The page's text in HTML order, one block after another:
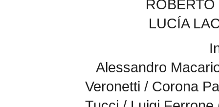
LUCÍA
Alessandro
Veronetti / Corona